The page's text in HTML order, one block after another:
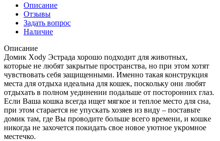
Описание
Отзывы
Задать вопрос
Наличие
Описание
Домик Xody Эстрада хорошо подходит для животных,
которые не любят закрытые пространства, но при этом хотят
чувствовать себя защищенными. Именно такая конструкция
места для отдыха идеальна для кошек, поскольку они любят
отдыхать в полном уединении подальше от посторонних глаз.
Если Ваша кошка всегда ищет мягкое и теплое место для сна,
при этом старается не упускать хозяев из виду – поставьте
домик там, где Вы проводите больше всего времени, и кошке
никогда не захочется покидать свое новое уютное укромное
местечко.